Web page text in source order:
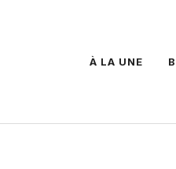
À LA UNE